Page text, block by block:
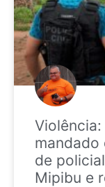
mandado
de
Mipibu e